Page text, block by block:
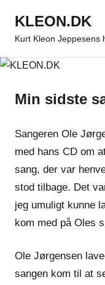
indhold
KLEON.DK
Kurt Kleon Jeppesens
Min sidste
Sangeren Ole
med hans CD om
sang, der var
stod tilbage. Det
jeg umuligt kunne
kom med på Oles
Ole Jørgensen
sangen kom til at